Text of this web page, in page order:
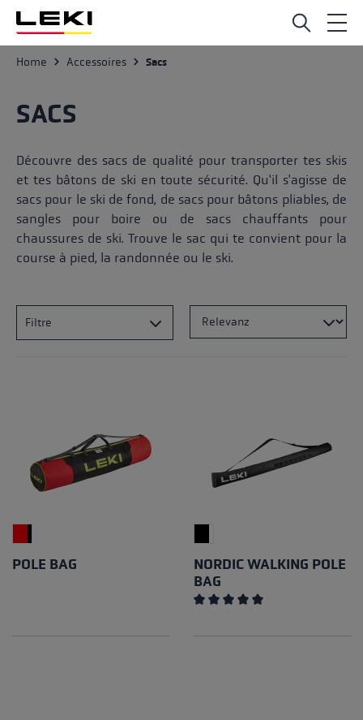
Passer au contenu principal
Home Accessoires Sacs
SACS
Découvre des sacs de qualité pour transporter tes skis
et tes bâtons de ski en toute sécurité. Qu'il s'agisse de
sacs pour le ski de fond, de sacs pour bâtons pliables, de
sangles pour boire ou de sacs chauffants pour
chaussures de ski. Trouve le sac qui te convient pour la
course à pied, la randonnée ou le ski.
Filtre
POLE BAG
NORDIC WALKING POLE
BAG